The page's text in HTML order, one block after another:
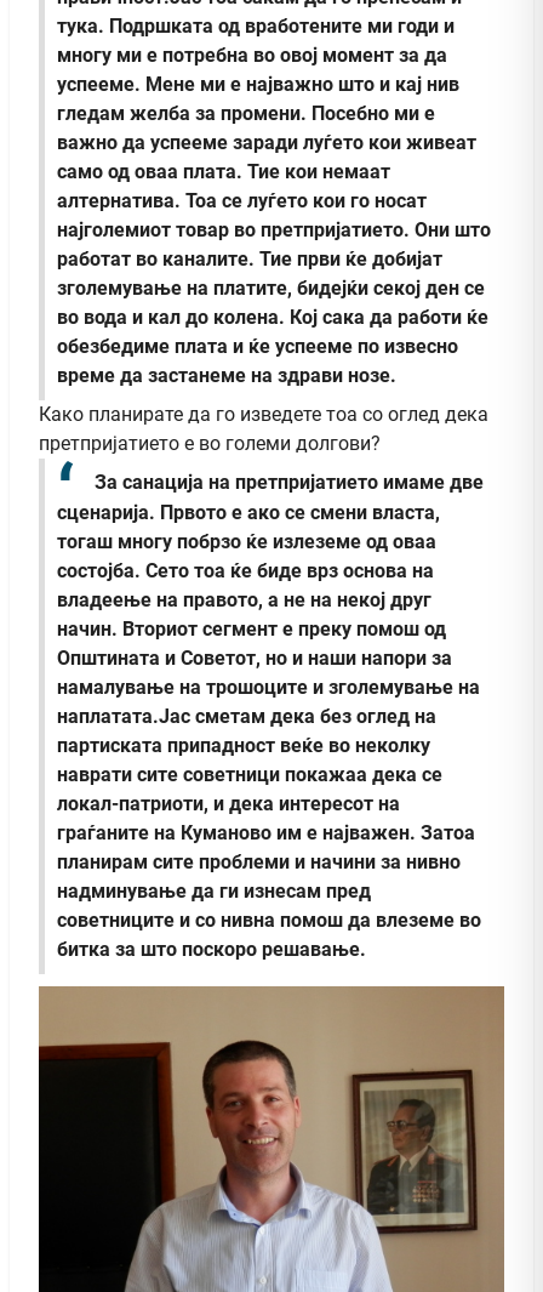
тука. Подршката од вработените ми годи и
многу ми е потребна во овој момент за да
успееме. Мене ми е најважно што и кај нив
гледам желба за промени. Посебно ми е
важно да успееме заради луѓето кои живеат
само од оваа плата. Тие кои немаат
алтернатива. Тоа се луѓето кои го носат
најголемиот товар во претпријатието. Они што
работат во каналите. Тие први ќе добијат
зголемување на платите, бидејќи секој ден се
во вода и кал до колена. Кој сака да работи ќе
обезбедиме плата и ќе успееме по извесно
време да застанеме на здрави нозе.
Како планирате да го изведете тоа со оглед дека
претпријатието е во големи долгови?
За санација на претпријатието имаме две
сценарија. Првото е ако се смени власта,
тогаш многу побрзо ќе излеземе од оваа
состојба. Сето тоа ќе биде врз основа на
владеење на правото, а не на некој друг
начин. Вториот сегмент е преку помош од
Општината и Советот, но и наши напори за
намалување на трошоците и зголемување на
наплатата.Јас сметам дека без оглед на
партиската припадност веќе во неколку
наврати сите советници покажаа дека се
локал-патриоти, и дека интересот на
граѓаните на Куманово им е најважен. Затоа
планирам сите проблеми и начини за нивно
надминување да ги изнесам пред
советниците и со нивна помош да влеземе во
битка за што поскоро решавање.